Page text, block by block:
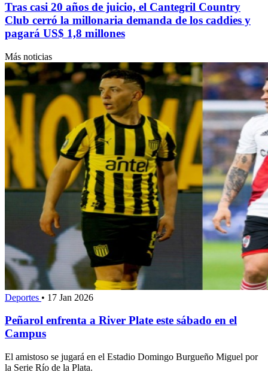
Tras casi 20 años de juicio, el Cantegril Country
Club cerró la millonaria demanda de los caddies y
pagará US$ 1,8 millones
Más noticias
Deportes • 17 Jan 2026
Peñarol enfrenta a River Plate este sábado en el
Campus
El amistoso se jugará en el Estadio Domingo Burgueño Miguel por
la Serie Río de la Plata.